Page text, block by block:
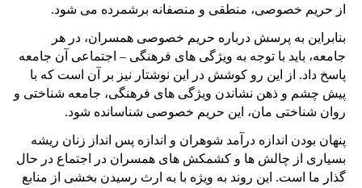
از حریم خصوصی، منطقی و منصفانه برشمرده می شود.
بنابراین به پرسش درباره حریم خصوصی همسران، در هر
جامعه، باید با توجه به ویژگی های فرهنگی – اجتماعی آن جامعه
پاسخ داد. از این رو کوشش در این نوشتار نیز بر آن است که با
پیش چشم و ذهن نشاندن ویژگی های فرهنگی، جامعه شناختی و
روان شناختی مان، این حریم خصوصی شناسانده شود.
پنهان بودن اندازه درآمد شوهران و اندازه پس انداز زنان ریشه
بسیاری از چالش ها و کشمکش های همسران در اجتماع در حال
گذار ما است. این روند به ویژه با به ارث رسیدن بخشی از منابع